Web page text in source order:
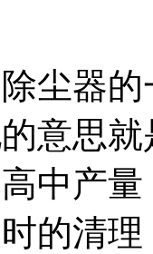
器的
意思
中产
的清